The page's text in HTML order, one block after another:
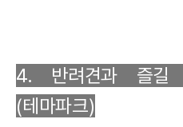
4. 반려견과 즐길
(테마파크)